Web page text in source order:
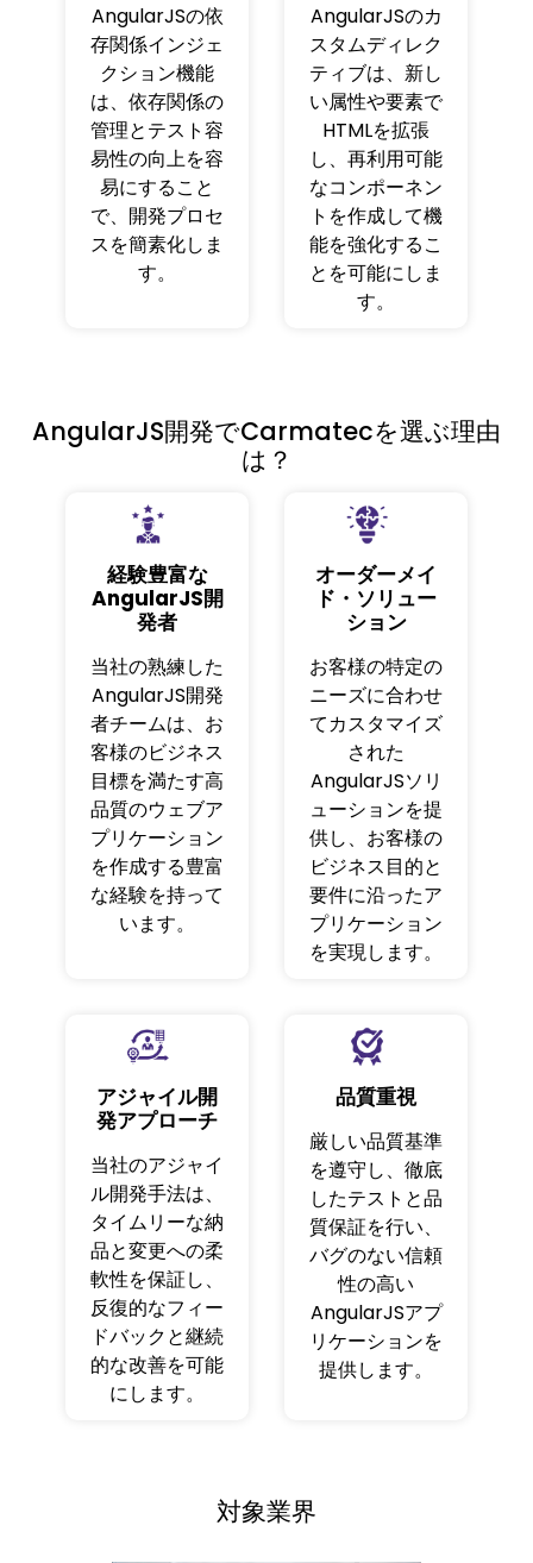
AngularJSの依
存関係インジェ
クション機能
は、依存関係の
管理とテスト容
易性の向上を容
易にすること
で、開発プロセ
スを簡素化しま
す。
AngularJSのカ
スタムディレク
ティブは、新し
い属性や要素で
HTMLを拡張
し、再利用可能
なコンポーネン
トを作成して機
能を強化するこ
とを可能にしま
す。
AngularJS開発でCarmatecを選ぶ理由
は？
経験豊富な
AngularJS開
発者
当社の熟練した
AngularJS開発
者チームは、お
客様のビジネス
目標を満たす高
品質のウェブア
プリケーション
を作成する豊富
な経験を持って
います。
オーダーメイ
ド・ソリュー
ション
お客様の特定の
ニーズに合わせ
てカスタマイズ
された
AngularJSソリ
ューションを提
供し、お客様の
ビジネス目的と
要件に沿ったア
プリケーション
を実現します。
アジャイル開
発アプローチ
当社のアジャイ
ル開発手法は、
タイムリーな納
品と変更への柔
軟性を保証し、
反復的なフィー
ドバックと継続
的な改善を可能
にします。
品質重視
厳しい品質基準
を遵守し、徹底
したテストと品
質保証を行い、
バグのない信頼
性の高い
AngularJSアプ
リケーションを
提供します。
対象業界